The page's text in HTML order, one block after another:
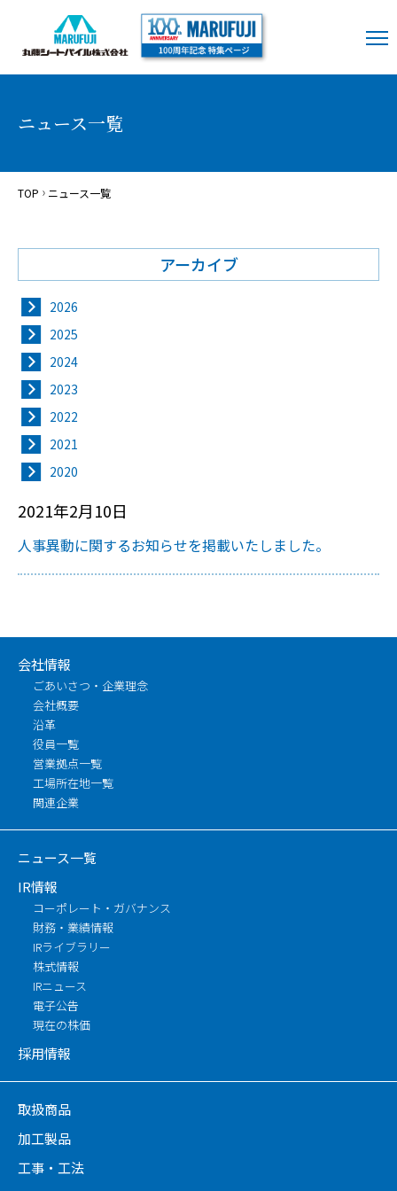
ニュース一覧
TOP ニュース一覧
アーカイブ
2026
2025
2024
2023
2022
2021
2020
2021年2月10日
人事異動に関するお知らせを掲載いたしました。
会社情報
ごあいさつ・企業理念
会社概要
沿革
役員一覧
営業拠点一覧
工場所在地一覧
関連企業
ニュース一覧
IR情報
コーポレート・ガバナンス
財務・業績情報
IRライブラリー
株式情報
IRニュース
電子公告
現在の株価
採用情報
取扱商品
加工製品
工事・工法